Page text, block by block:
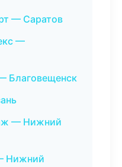
— Саратов
—
Благовещенск
— Нижний
Нижний